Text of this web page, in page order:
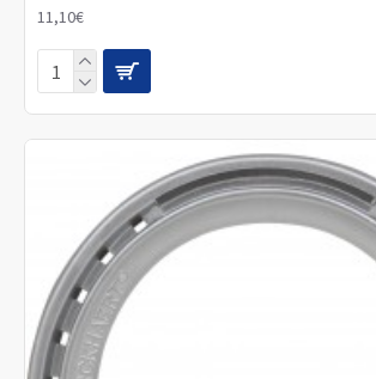
11,10€